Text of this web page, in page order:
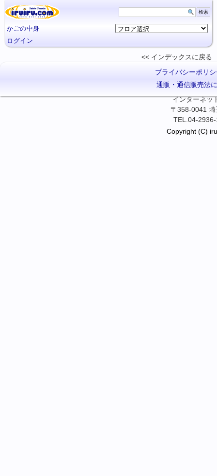
かごの中身
ログイン
インデックスに 戻る
プライバシーポリ
通販・通信販売法
インターネッ
〒358-0041
TEL.04-
Copyright (C)